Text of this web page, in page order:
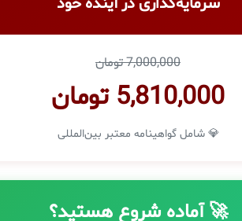
7,000,000 تومان
5,810,000 تومان
💎 شامل گواهینامه معتبر بین‌المللی
🚀 آماده شروع هستید؟